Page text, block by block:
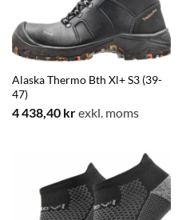
Alaska Thermo Bth Xl+ S3 (39-
47)
4 438,40 krexkl. moms